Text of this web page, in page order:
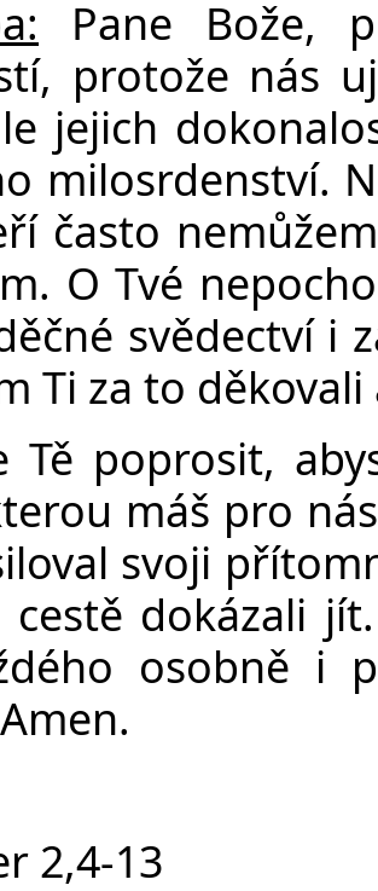
Pane Bože,
protože nás
jejich
milosrdenství.
často
O Tvé
svědectví i
Ti za to děkovali
Tě poprosit,
máš pro
svoji
dokázali
osobně i
2,4-13